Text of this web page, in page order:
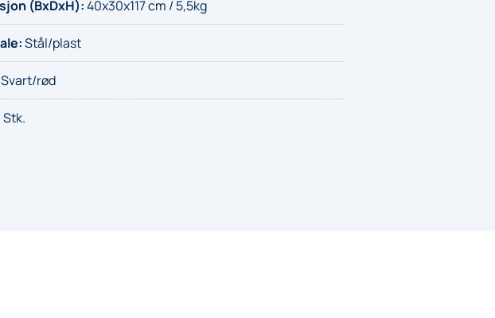
(BxDxH):40x30x117 cm / 5,5kg
:Stål/plast
Svart/rød
Stk.